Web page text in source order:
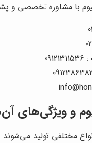
با مشاوره تخصصی و
و ویژگی‌های
مختلفی تولید